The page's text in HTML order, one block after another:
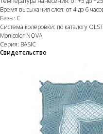
Время высыхания слоя: от 4 до 6
Базы: C
Система колеровки: по каталогу
Monicolor NOVA
Серия: BASIC
Свидетельство